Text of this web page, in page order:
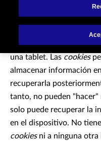
Ecuador S.A. (en
cookies. Unacookiees
un servidor web puede
conexión a Internet,
una tablet. Las cookies
almacenar información
recuperarla
tanto, no pueden
solo puede recuperar la
en el dispositivo. No
cookies ni a ninguna